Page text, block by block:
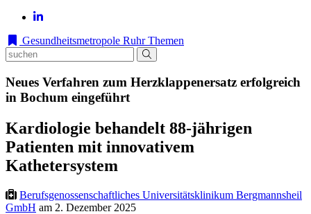
Gesundheitsmetropole Ruhr Themen
Neues Verfahren zum Herzklappenersatz erfolgreich
in Bochum eingeführt
Kardiologie behandelt 88-jährigen
Patienten mit innovativem
Kathetersystem
Berufsgenossenschaftliches Universitätsklinikum Bergmannsheil
GmbH am 2. Dezember 2025